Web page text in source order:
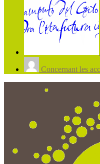
Concernant les